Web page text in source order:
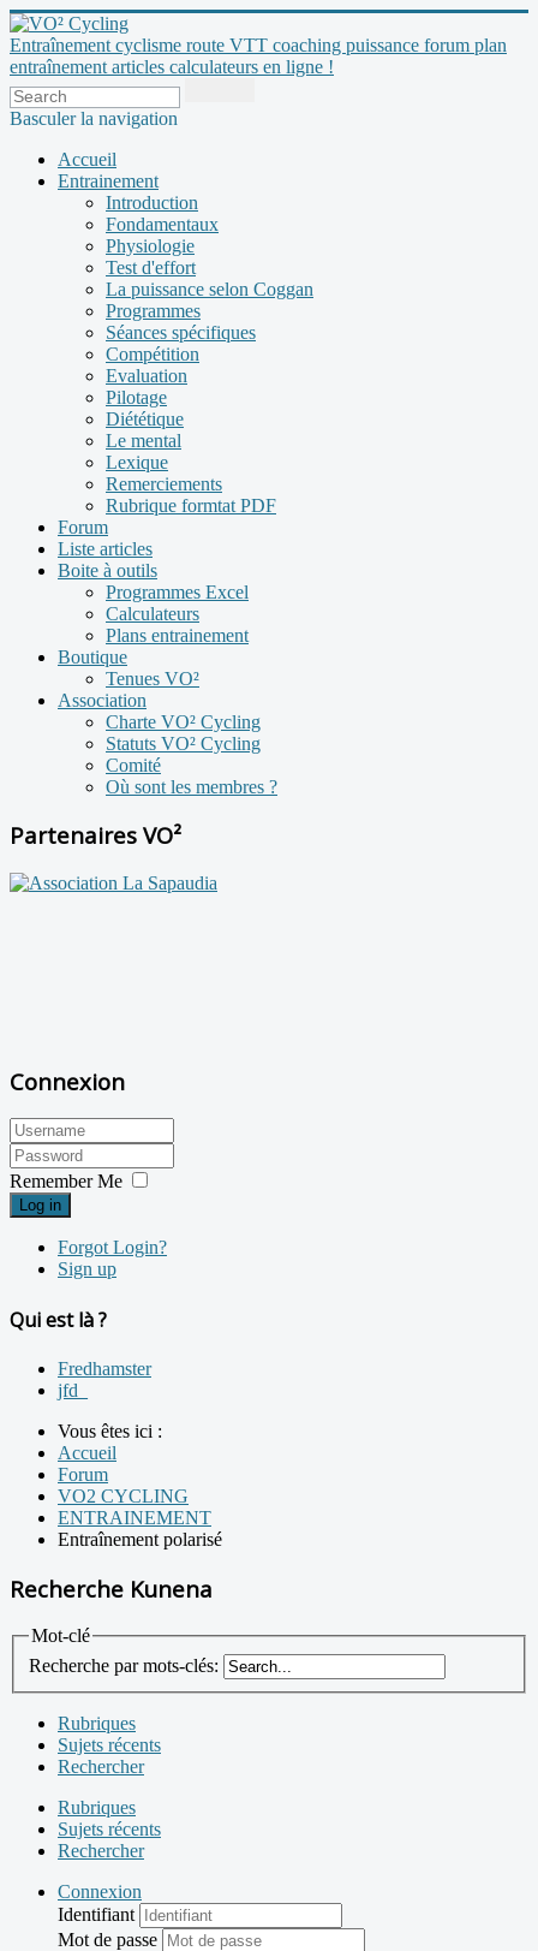
Entraînement cyclisme route VTT coaching puissance forum plan
entraînement articles calculateurs en ligne !
Basculer la navigation
Accueil
Entrainement
Introduction
Fondamentaux
Physiologie
Test d'effort
La puissance selon Coggan
Programmes
Séances spécifiques
Compétition
Evaluation
Pilotage
Diététique
Le mental
Lexique
Remerciements
Rubrique formtat PDF
Forum
Liste articles
Boite à outils
Programmes Excel
Calculateurs
Plans entrainement
Boutique
Tenues VO²
Association
Charte VO² Cycling
Statuts VO² Cycling
Comité
Où sont les membres ?
Partenaires VO²
Connexion
Remember Me
Log in
Forgot Login?
Sign up
Qui est là ?
Fredhamster
jfd_
Vous êtes ici :
Accueil
Forum
VO2 CYCLING
ENTRAINEMENT
Entraînement polarisé
Recherche Kunena
Mot-clé
Recherche par mots-clés:
Rubriques
Sujets récents
Rechercher
Rubriques
Sujets récents
Rechercher
Connexion
Identifiant
Mot de passe